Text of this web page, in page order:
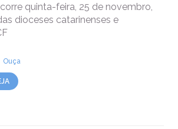
quinta-feira, 25 de novembro,
dioceses catarinenses e
Ouça